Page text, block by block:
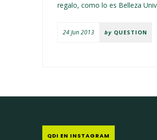
regalo, como lo es Belleza
24 Jun 2013 by QUESTION
QDI EN INSTAGRAM